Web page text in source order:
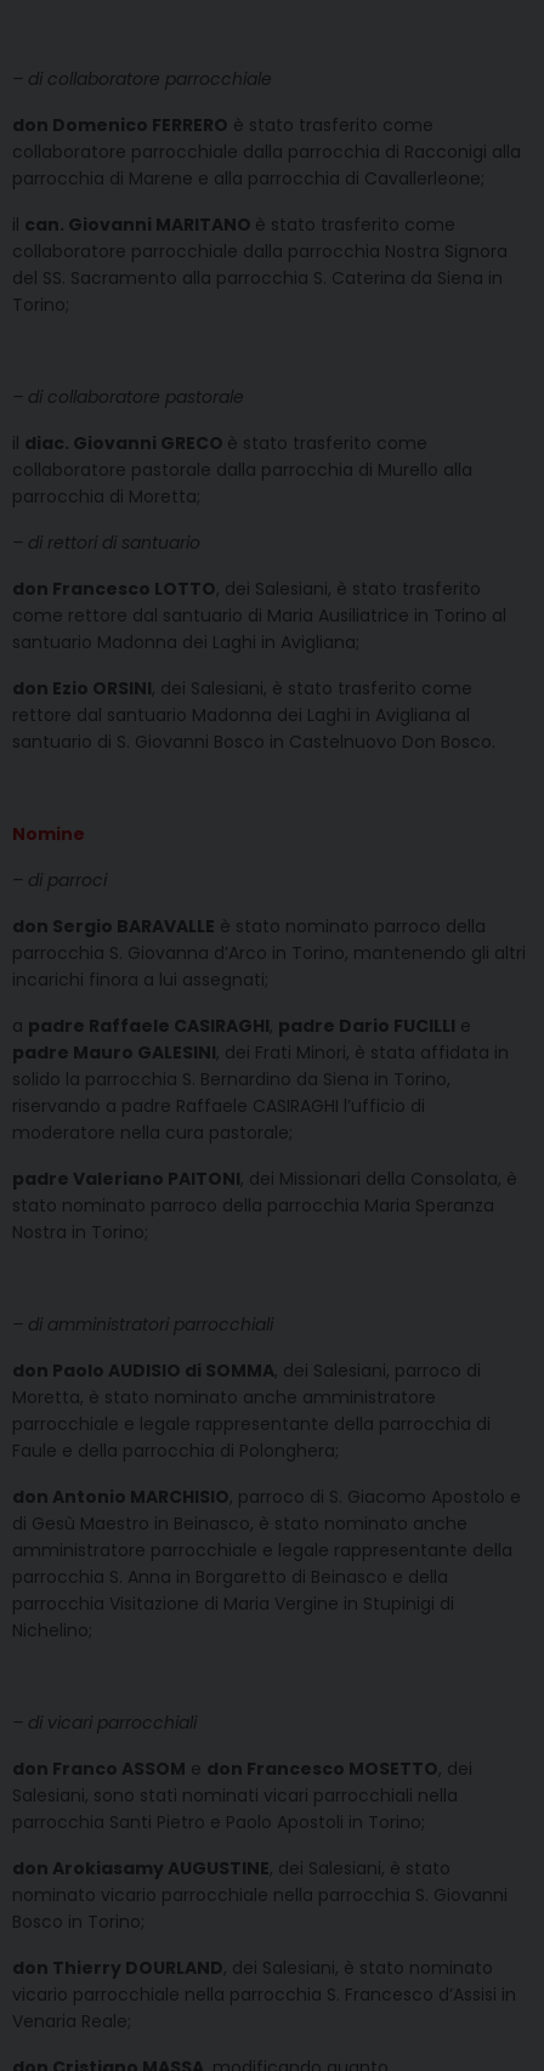
– di collaboratore parrocchiale
don Domenico FERRERO è stato trasferito come
collaboratore parrocchiale dalla parrocchia di Racconigi alla
parrocchia di Marene e alla parrocchia di Cavallerleone;
il can. Giovanni MARITANO è stato trasferito come
collaboratore parrocchiale dalla parrocchia Nostra Signora
del SS. Sacramento alla parrocchia S. Caterina da Siena in
Torino;
– di collaboratore pastorale
il diac. Giovanni GRECO è stato trasferito come
collaboratore pastorale dalla parrocchia di Murello alla
parrocchia di Moretta;
– di rettori di santuario
don Francesco LOTTO, dei Salesiani, è stato trasferito
come rettore dal santuario di Maria Ausiliatrice in Torino al
santuario Madonna dei Laghi in Avigliana;
don Ezio ORSINI, dei Salesiani, è stato trasferito come
rettore dal santuario Madonna dei Laghi in Avigliana al
santuario di S. Giovanni Bosco in Castelnuovo Don Bosco.
Nomine
– di parroci
don Sergio BARAVALLE è stato nominato parroco della
parrocchia S. Giovanna d’Arco in Torino, mantenendo gli altri
incarichi finora a lui assegnati;
a padre Raffaele CASIRAGHI, padre Dario FUCILLI e
padre Mauro GALESINI, dei Frati Minori, è stata affidata in
solido la parrocchia S. Bernardino da Siena in Torino,
riservando a padre Raffaele CASIRAGHI l’ufficio di
moderatore nella cura pastorale;
padre Valeriano PAITONI, dei Missionari della Consolata, è
stato nominato parroco della parrocchia Maria Speranza
Nostra in Torino;
– di amministratori parrocchiali
don Paolo AUDISIO di SOMMA, dei Salesiani, parroco di
Moretta, è stato nominato anche amministratore
parrocchiale e legale rappresentante della parrocchia di
Faule e della parrocchia di Polonghera;
don Antonio MARCHISIO, parroco di S. Giacomo Apostolo e
di Gesù Maestro in Beinasco, è stato nominato anche
amministratore parrocchiale e legale rappresentante della
parrocchia S. Anna in Borgaretto di Beinasco e della
parrocchia Visitazione di Maria Vergine in Stupinigi di
Nichelino;
– di vicari parrocchiali
don Franco ASSOM e don Francesco MOSETTO, dei
Salesiani, sono stati nominati vicari parrocchiali nella
parrocchia Santi Pietro e Paolo Apostoli in Torino;
don Arokiasamy AUGUSTINE, dei Salesiani, è stato
nominato vicario parrocchiale nella parrocchia S. Giovanni
Bosco in Torino;
don Thierry DOURLAND, dei Salesiani, è stato nominato
vicario parrocchiale nella parrocchia S. Francesco d’Assisi in
Venaria Reale;